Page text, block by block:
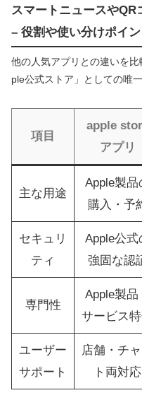
スマートニュースや
– 役割や使い分けポイ
他の人気アプリとの違いを
ple公式ストア」としての唯
項目
apple
アプリ
主な用途
Apple製品
購入・予
セキュリ
ティ
Apple公式
強固な認
専門性
Apple製品
サービス
ユーザー
サポート
店舗・チ
ト両対応